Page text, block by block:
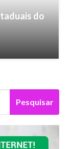
do
Pesquisar